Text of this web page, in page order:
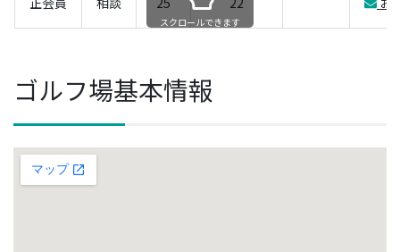
スクロールできます
ゴルフ場基本情報